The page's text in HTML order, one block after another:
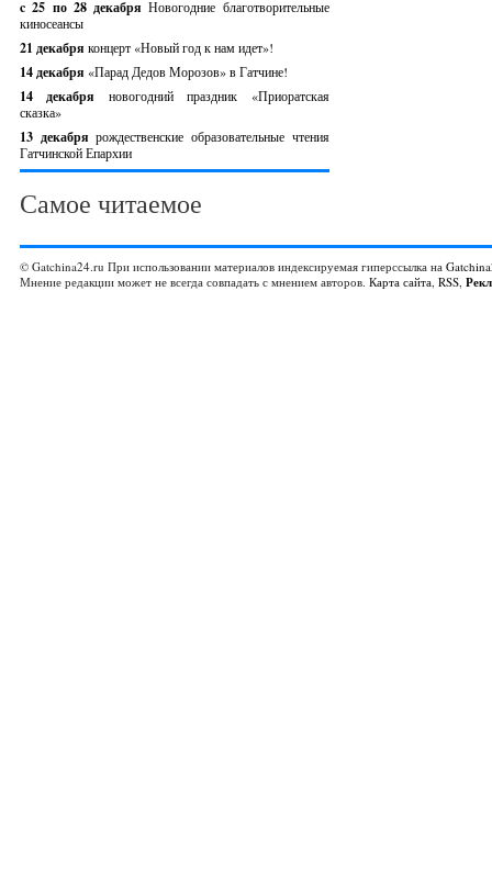
c 25 по 28 декабряНовогодние благотворительные
киносеансы
21 декабря концерт «Новый год к нам идет»!
14 декабря «Парад Дедов Морозов» в Гатчине!
14 декабря новогодний праздник «Приоратская
сказка»
13 декабрярождественские образовательные чтения
Гатчинской Епархии
Самое читаемое
© Gatchina24.ru При использовании материалов индексируемая гиперссылка на
Мнение редакции может не всегда совпадать с мнением авторов. Карта сайта, RSS,